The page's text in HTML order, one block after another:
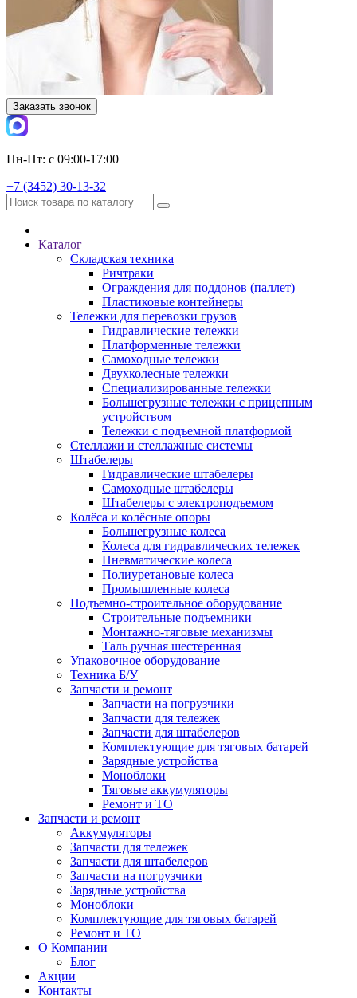
Заказать звонок
Пн-Пт: с 09:00-17:00
+7 (3452) 30-13-32
Каталог
Складская техника
Ричтраки
Ограждения для поддонов (паллет)
Пластиковые контейнеры
Тележки для перевозки грузов
Гидравлические тележки
Платформенные тележки
Самоходные тележки
Двухколесные тележки
Специализированные тележки
Большегрузные тележки с прицепным
устройством
Тележки с подъемной платформой
Стеллажи и стеллажные системы
Штабелеры
Гидравлические штабелеры
Самоходные штабелеры
Штабелеры с электроподъемом
Колёса и колёсные опоры
Большегрузные колеса
Колеса для гидравлических тележек
Пневматические колеса
Полиуретановые колеса
Промышленные колеса
Подъемно-строительное оборудование
Строительные подъемники
Монтажно-тяговые механизмы
Таль ручная шестеренная
Упаковочное оборудование
Техника Б/У
Запчасти и ремонт
Запчасти на погрузчики
Запчасти для тележек
Запчасти для штабелеров
Комплектующие для тяговых батарей
Зарядные устройства
Моноблоки
Тяговые аккумуляторы
Ремонт и ТО
Запчасти и ремонт
Аккумуляторы
Запчасти для тележек
Запчасти для штабелеров
Запчасти на погрузчики
Зарядные устройства
Моноблоки
Комплектующие для тяговых батарей
Ремонт и ТО
О Компании
Блог
Акции
Контакты